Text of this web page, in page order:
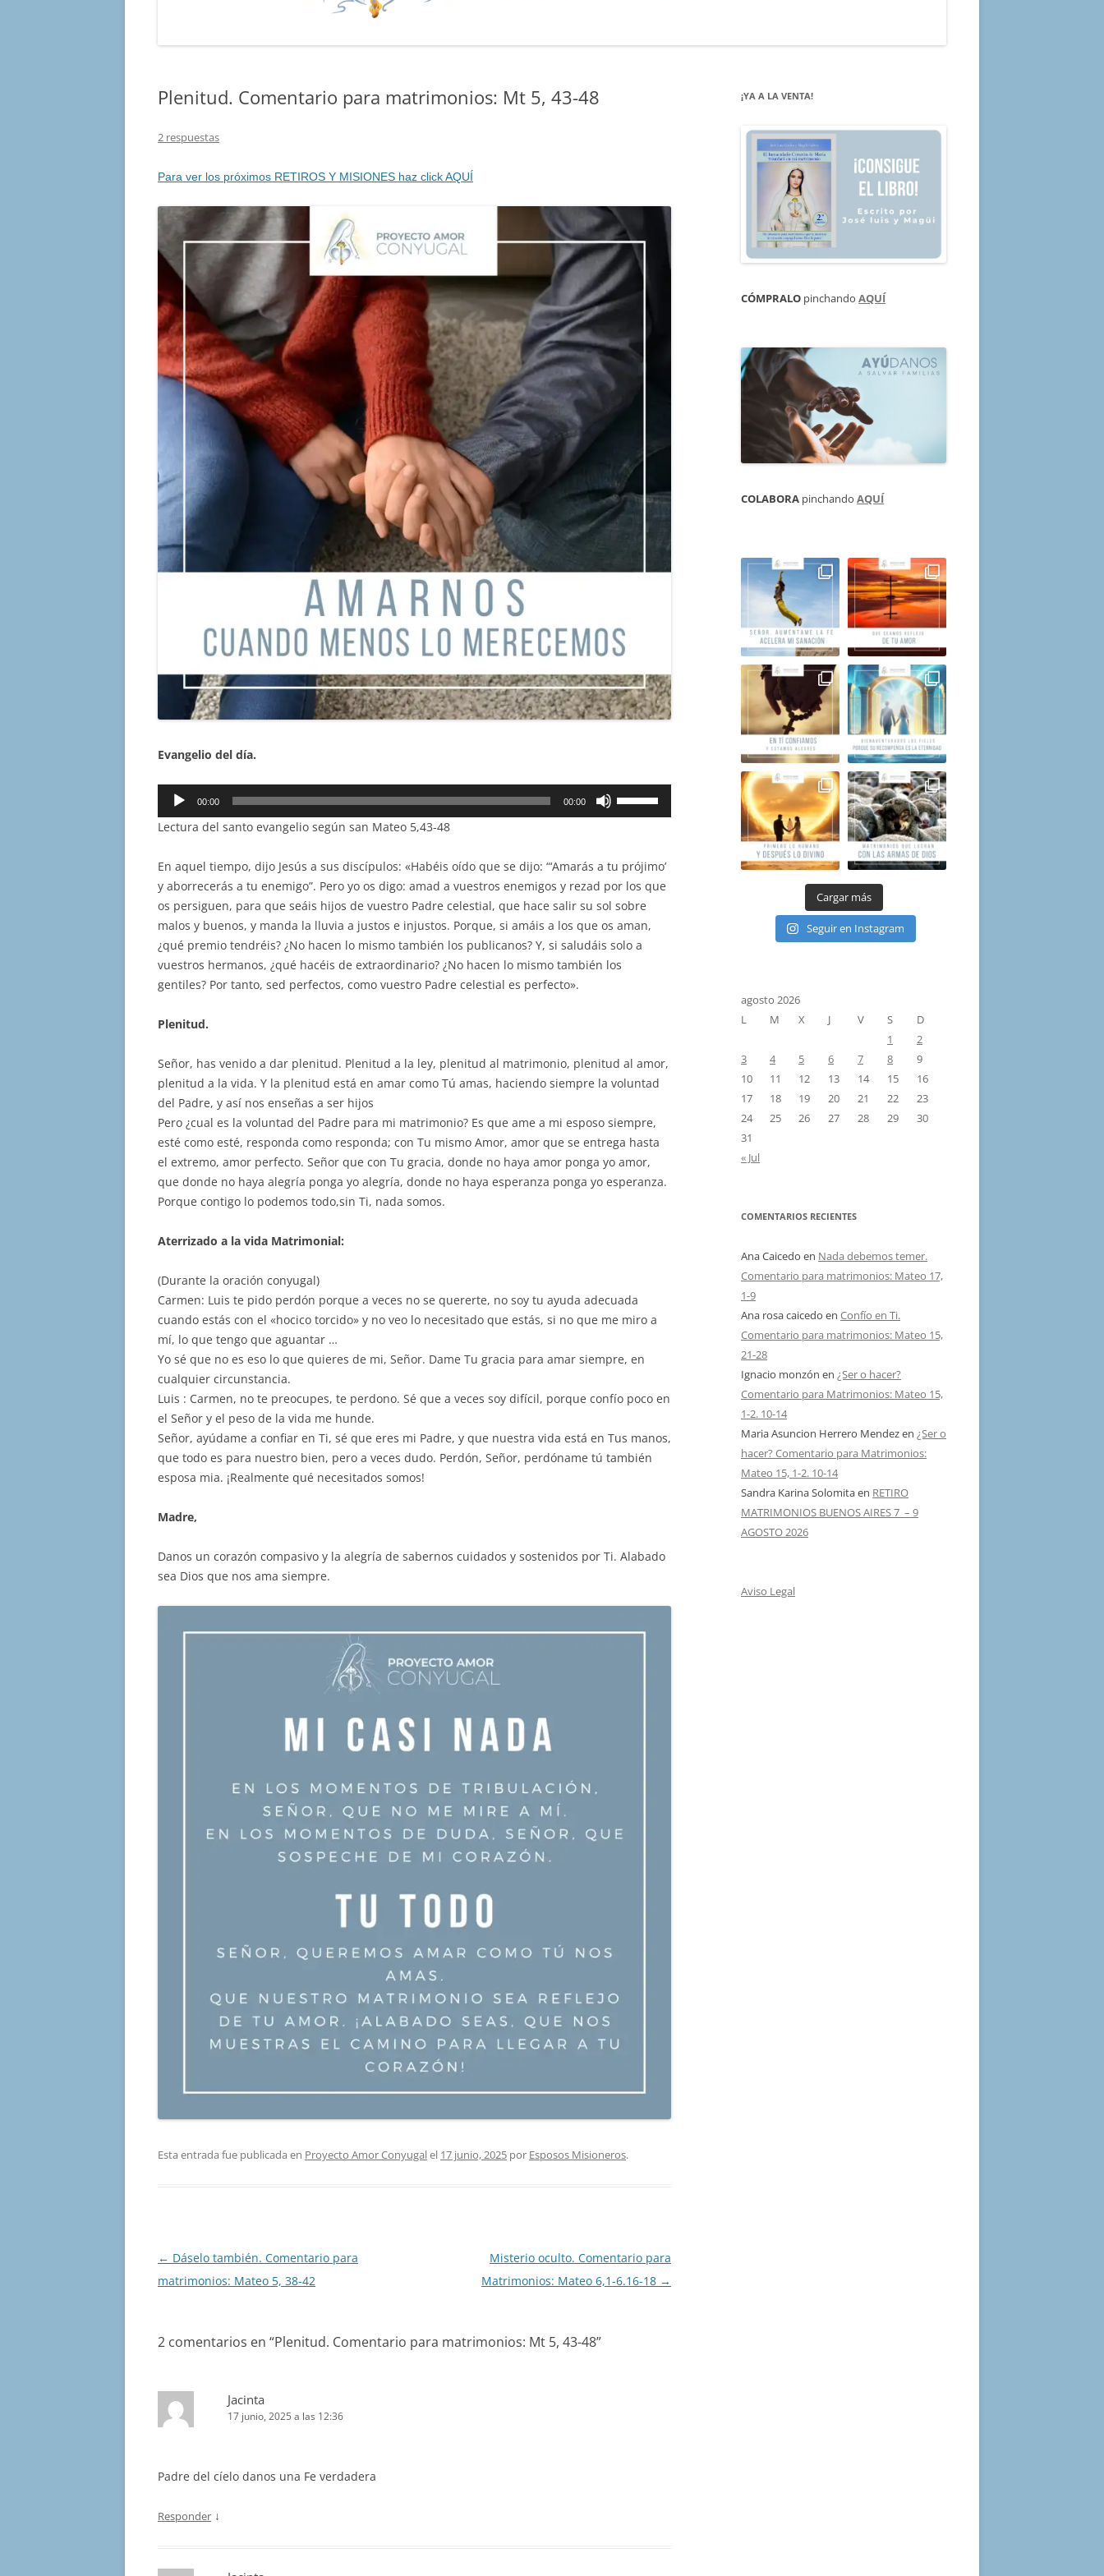
Plenitud. Comentario para matrimonios: Mt 5, 43-48
2 respuestas
Para ver los próximos RETIROS Y MISIONES haz click AQUÍ
Evangelio del día.
Reproductor
audio
00:00 00:00
flecha
arriba/abajo
para
aumentar
o
disminuir
Lectura del santo evangelio según san Mateo 5,43-48
En aquel tiempo, dijo Jesús a sus discípulos: «Habéis oído que se dijo: “‘Amarás a tu prójimo’
y aborrecerás a tu enemigo”. Pero yo os digo: amad a vuestros enemigos y rezad por los que
os persiguen, para que seáis hijos de vuestro Padre celestial, que hace salir su sol sobre
malos y buenos, y manda la lluvia a justos e injustos. Porque, si amáis a los que os aman,
¿qué premio tendréis? ¿No hacen lo mismo también los publicanos? Y, si saludáis solo a
vuestros hermanos, ¿qué hacéis de extraordinario? ¿No hacen lo mismo también los
gentiles? Por tanto, sed perfectos, como vuestro Padre celestial es perfecto».
Plenitud.
Señor, has venido a dar plenitud. Plenitud a la ley, plenitud al matrimonio, plenitud al amor,
plenitud a la vida. Y la plenitud está en amar como Tú amas, haciendo siempre la voluntad
del Padre, y así nos enseñas a ser hijos
Pero ¿cual es la voluntad del Padre para mi matrimonio? Es que ame a mi esposo siempre,
esté como esté, responda como responda; con Tu mismo Amor, amor que se entrega hasta
el extremo, amor perfecto. Señor que con Tu gracia, donde no haya amor ponga yo amor,
que donde no haya alegría ponga yo alegría, donde no haya esperanza ponga yo esperanza.
Porque contigo lo podemos todo,sin Ti, nada somos.
Aterrizado a la vida Matrimonial:
(Durante la oración conyugal)
Carmen: Luis te pido perdón porque a veces no se quererte, no soy tu ayuda adecuada
cuando estás con el «hocico torcido» y no veo lo necesitado que estás, si no que me miro a
mí, lo que tengo que aguantar …
Yo sé que no es eso lo que quieres de mi, Señor. Dame Tu gracia para amar siempre, en
cualquier circunstancia.
Luis : Carmen, no te preocupes, te perdono. Sé que a veces soy difícil, porque confío poco en
el Señor y el peso de la vida me hunde.
Señor, ayúdame a confiar en Ti, sé que eres mi Padre, y que nuestra vida está en Tus manos,
que todo es para nuestro bien, pero a veces dudo. Perdón, Señor, perdóname tú también
esposa mia. ¡Realmente qué necesitados somos!
Madre,
Danos un corazón compasivo y la alegría de sabernos cuidados y sostenidos por Ti. Alabado
sea Dios que nos ama siempre.
Esta entrada fue publicada en Proyecto Amor Conyugalel 17 junio, 2025 por Esposos Misioneros.
Navegación
de
← Dáselo también. Comentario para
matrimonios: Mateo 5, 38-42
Misterio oculto. Comentario para
Matrimonios: Mateo 6,1-6.16-18 →
2 comentarios en “Plenitud. Comentario para matrimonios: Mt 5, 43-48”
Jacinta
17 junio, 2025 a las 12:36
Padre del cíelo danos una Fe verdadera
Responder ↓
¡YA A LA VENTA!
CÓMPRALO pinchando AQUÍ
COLABORA pinchando AQUÍ
Cargar más
Seguir en Instagram
agosto 2026
L
M X J V S
D
1
2
3
4 5 6 7 8
9
10
11 12 13 14 15
16
17
18 19 20 21 22
23
24
25 26 27 28 29
30
31
« Jul
COMENTARIOS RECIENTES
Ana Caicedo en Nada debemos temer.
Comentario para matrimonios: Mateo 17,
1-9
Ana rosa caicedo en Confío en Ti.
Comentario para matrimonios: Mateo 15,
21-28
Ignacio monzón en ¿Ser o hacer?
Comentario para Matrimonios: Mateo 15,
1-2. 10-14
Maria Asuncion Herrero Mendezen ¿Ser o
hacer? Comentario para Matrimonios:
Mateo 15, 1-2. 10-14
Sandra Karina Solomitaen RETIRO
MATRIMONIOS BUENOS AIRES 7 – 9
AGOSTO 2026
Aviso Legal